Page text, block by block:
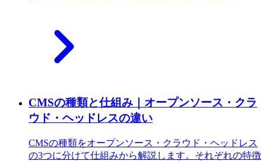
CMSの種類と仕組み｜オープンソース・クラ
ウド・ヘッドレスの違い
CMSの種類をオープンソース・クラウド・ヘッドレス
の3つに分けて仕組みから解説します。それぞれの特徴